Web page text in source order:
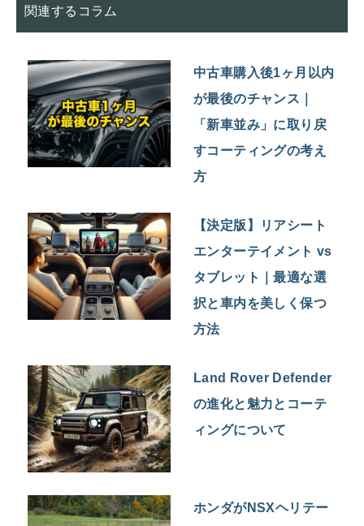
関連するコラム
中古車購入後1ヶ月以内
が最後のチャンス｜
「新車並み」に取り戻
すコーティングの考え
方
【決定版】リアシート
エンターテイメント vs
タブレット｜最適な選
択と車内を美しく保つ
方法
Land Rover Defender
の進化と魅力とコーテ
ィングについて
ホンダがNSXヘリテー